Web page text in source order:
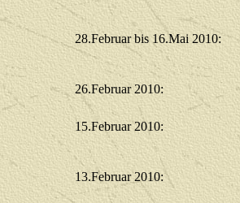
28.Februar bis 16.Mai 2010:
26.Februar 2010:
15.Februar 2010:
13.Februar 2010: